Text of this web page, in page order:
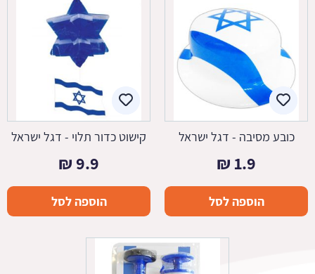
כובע מסיבה - דגל ישראל
1.9
₪
הוספה לסל
קישוט כדור תלוי - דגל ישראל
9.9
₪
הוספה לסל